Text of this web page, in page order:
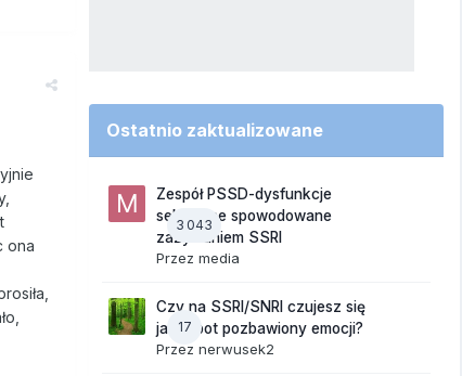
ona
Ostatnio zaktualizowane
3 043
Zespół PSSD-dysfunkcje
seksualne spowodowane
zażywaniem SSRI
Przez media
17
Czy na SSRI/SNRI czujesz się
jak robot pozbawiony emocji?
Przez nerwusek2